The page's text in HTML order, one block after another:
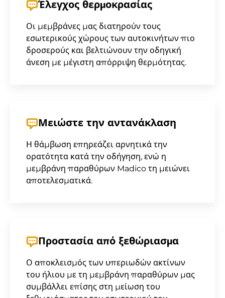
Έλεγχος θερμοκρασίας
Οι μεμβράνες μας διατηρούν τους
εσωτερικούς χώρους των αυτοκινήτων πιο
δροσερούς και βελτιώνουν την οδηγική
άνεση με μέγιστη απόρριψη θερμότητας.
Μειώστε την αντανάκλαση
Η θάμβωση επηρεάζει αρνητικά την
ορατότητα κατά την οδήγηση, ενώ η
μεμβράνη παραθύρων Madico τη μειώνει
αποτελεσματικά.
Προστασία από ξεθώριασμα
Ο αποκλεισμός των υπεριωδών ακτίνων
του ήλιου με τη μεμβράνη παραθύρων μας
συμβάλλει επίσης στη μείωση του